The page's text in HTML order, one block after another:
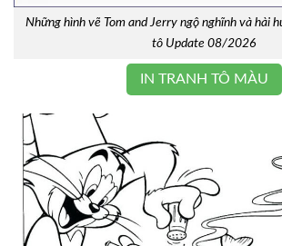
Những hình vẽ Tom and Jerry ngộ nghĩnh và hài
tô Update 08/2026
IN TRANH TÔ MÀU